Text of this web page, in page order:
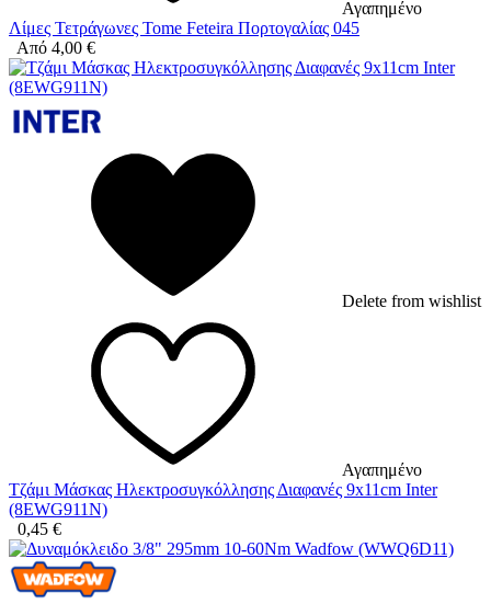
Αγαπημένο
Λίμες Τετράγωνες Tome Feteira Πορτογαλίας 045
Από 4,00 €
Delete from wishlist
Αγαπημένο
Τζάμι Μάσκας Ηλεκτροσυγκόλλησης Διαφανές 9x11cm Inter
(8EWG911N)
0,45 €